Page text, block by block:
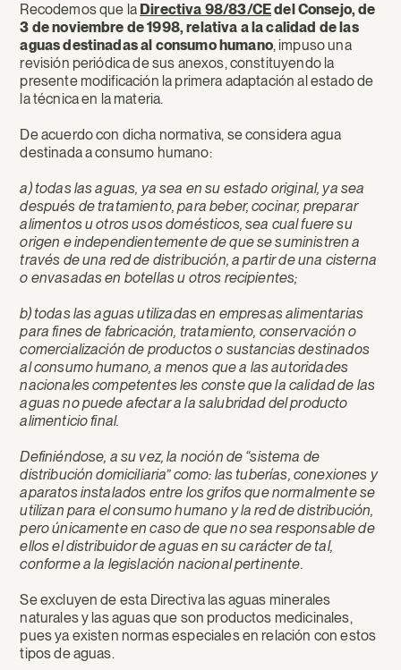
Recodemos que la Directiva 98/83/CEdel Consejo, de
3 de noviembre de 1998, relativa a la calidad de las
aguas destinadas al consumo humano, impuso una
revisión periódica de sus anexos, constituyendo la
presente modificación la primera adaptación al estado de
la técnica en la materia.
De acuerdo con dicha normativa, se considera agua
destinada a consumo humano:
a) todas las aguas, ya sea en su estado original, ya sea
después de tratamiento, para beber, cocinar, preparar
alimentos u otros usos domésticos, sea cual fuere su
origen e independientemente de que se suministren a
través de una red de distribución, a partir de una cisterna
o envasadas en botellas u otros recipientes;
b) todas las aguas utilizadas en empresas alimentarias
para fines de fabricación, tratamiento, conservación o
comercialización de productos o sustancias destinados
al consumo humano, a menos que a las autoridades
nacionales competentes les conste que la calidad de las
aguas no puede afectar a la salubridad del producto
alimenticio final.
Definiéndose, a su vez, la noción de “sistema de
distribución domiciliaria” como: las tuberías, conexiones y
aparatos instalados entre los grifos que normalmente se
utilizan para el consumo humano y la red de distribución,
pero únicamente en caso de que no sea responsable de
ellos el distribuidor de aguas en su carácter de tal,
conforme a la legislación nacional pertinente.
Se excluyen de esta Directiva las aguas minerales
naturales y las aguas que son productos medicinales,
pues ya existen normas especiales en relación con estos
tipos de aguas.